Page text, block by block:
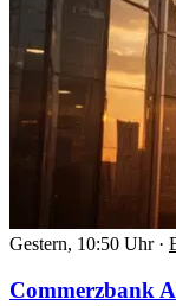
Gestern, 10:50 Uhr ·
Commerzbank